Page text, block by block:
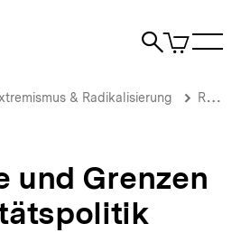
Suche
Artikel
im
& Radikalisierung Rassismus & Diskriminierung
und Grenzen